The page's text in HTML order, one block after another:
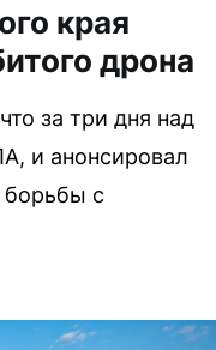
края
дрона
за три дня над
и анонсировал
борьбы с